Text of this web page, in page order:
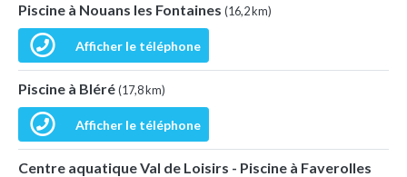
Piscine à Nouans les Fontaines (16,2 km)
Afficher le téléphone
Piscine à Bléré(17,8 km)
Afficher le téléphone
Centre aquatique Val de Loisirs - Piscine à Faverolles